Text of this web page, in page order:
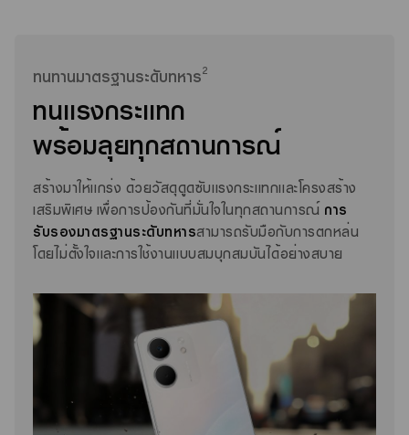
ทนทานมาตรฐานระดับทหาร2
ทนแรงกระแทก
พร้อมลุยทุกสถานการณ์
สร้างมาให้แกร่ง ด้วยวัสดุดูดซับแรงกระแทกและโครงสร้าง
เสริมพิเศษ เพื่อการป้องกันที่มั่นใจในทุกสถานการณ์ การ
รับรองมาตรฐานระดับทหารสามารถรับมือกับการตกหล่น
โดยไม่ตั้งใจและการใช้งานแบบสมบุกสมบันได้อย่างสบาย